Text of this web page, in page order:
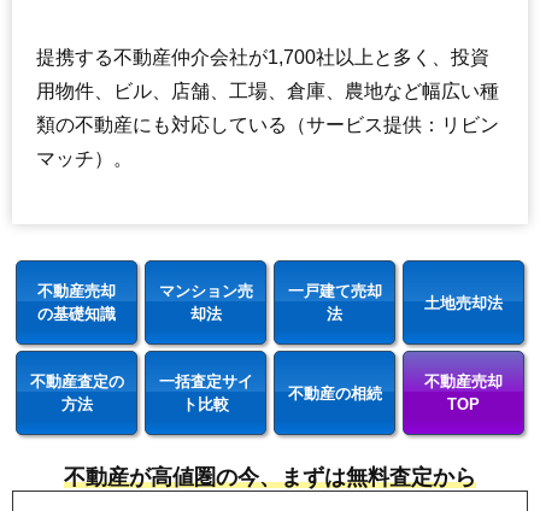
提携する不動産仲介会社が1,700社以上と多く、投資
用物件、ビル、店舗、工場、倉庫、農地など幅広い種
類の不動産にも対応している（サービス提供：リビン
マッチ）。
不動産売却
の基礎知識
マンション売
却法
一戸建て売却
法
土地売却法
不動産査定の
方法
一括査定サイ
ト比較
不動産の相続
不動産売却
TOP
不動産が高値圏の今、まずは無料査定から